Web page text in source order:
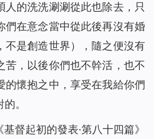
人的洗洗涮涮從此也除去，只
們在意念當中從此後再沒有婚
不是創造世界），隨之便沒有
苦，以後你們也不幹活，也不
的懷抱之中，享受在我給你們
。
督起初的發表·第八十四篇》